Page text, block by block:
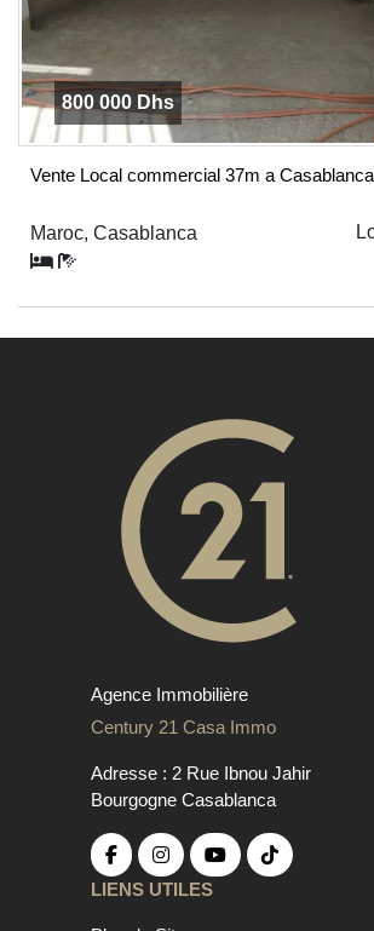
800 000 Dhs
Vente Local commercial 37m a Casablanca
Maroc, Casablanca
Agence Immobilière
Century 21 Casa Immo
Adresse : 2 Rue Ibnou Jahir
Bourgogne Casablanca
LIENS UTILES